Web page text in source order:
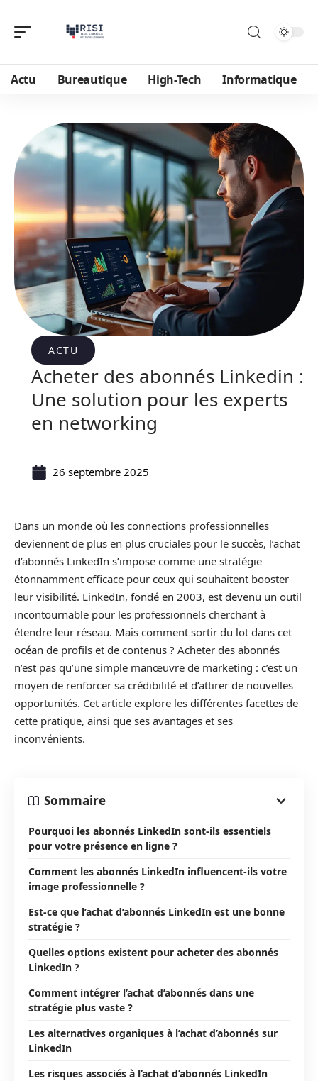
Actu Bureautique High-Tech Informatique
ACTU
Acheter des abonnés Linkedin :
Une solution pour les experts
en networking
26 septembre 2025
Dans un monde où les connections professionnelles
deviennent de plus en plus cruciales pour le succès, l’achat
d’abonnés LinkedIn s’impose comme une stratégie
étonnamment efficace pour ceux qui souhaitent booster
leur visibilité. LinkedIn, fondé en 2003, est devenu un outil
incontournable pour les professionnels cherchant à
étendre leur réseau. Mais comment sortir du lot dans cet
océan de profils et de contenus ? Acheter des abonnés
n’est pas qu’une simple manœuvre de marketing : c’est un
moyen de renforcer sa crédibilité et d’attirer de nouvelles
opportunités. Cet article explore les différentes facettes de
cette pratique, ainsi que ses avantages et ses
inconvénients.
Sommaire
Pourquoi les abonnés LinkedIn sont-ils essentiels
pour votre présence en ligne ?
Comment les abonnés LinkedIn influencent-ils votre
image professionnelle ?
Est-ce que l’achat d’abonnés LinkedIn est une bonne
stratégie ?
Quelles options existent pour acheter des abonnés
LinkedIn ?
Comment intégrer l’achat d’abonnés dans une
stratégie plus vaste ?
Les alternatives organiques à l’achat d’abonnés sur
LinkedIn
Les risques associés à l’achat d’abonnés LinkedIn